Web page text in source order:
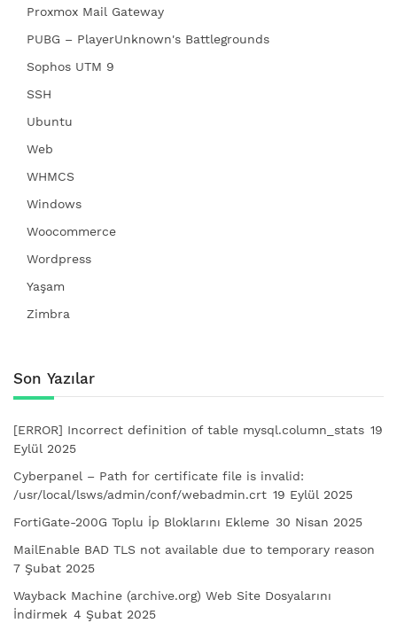
Proxmox Mail Gateway
PUBG – PlayerUnknown's Battlegrounds
Sophos UTM 9
SSH
Ubuntu
Web
WHMCS
Windows
Woocommerce
Wordpress
Yaşam
Zimbra
Son Yazılar
[ERROR] Incorrect definition of table mysql.column_stats 19
Eylül 2025
Cyberpanel – Path for certificate file is invalid:
/usr/local/lsws/admin/conf/webadmin.crt 19 Eylül 2025
FortiGate-200G Toplu İp Bloklarını Ekleme 30 Nisan 2025
MailEnable BAD TLS not available due to temporary reason
7 Şubat 2025
Wayback Machine (archive.org) Web Site Dosyalarını
İndirmek 4 Şubat 2025